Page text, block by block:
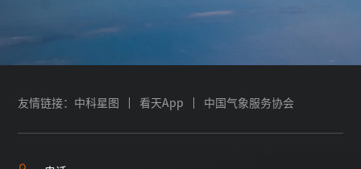
友情链接： 中科星图 看天App 中国气象服务协会